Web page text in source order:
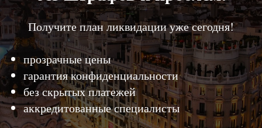
Получите план ликвидации уже сегодня!
прозрачные цены
гарантия конфиденциальности
без скрытых платежей
аккредитованные специалисты